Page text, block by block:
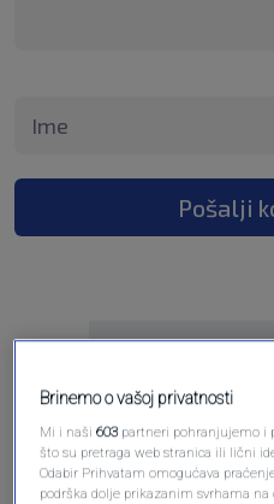
Pošalji
Brinemo o vašoj privatnosti
Mi i naši603 partneri pohranjujemo i
što su pretraga web stranica ili lični
Odabir Prihvatam omogućava
podrška dolje prikazanim svrhama